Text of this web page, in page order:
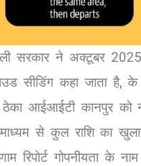
सरकार ने अक्टूबर
सीडिंग कहा जाता है,
आईआईटी कानपुर को
से कुल राशि का
रिपोर्ट गोपनीयता के